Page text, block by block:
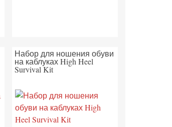
Набор для ношения обуви
на каблуках High Heel
Survival Kit